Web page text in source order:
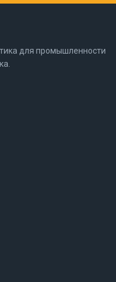
для промышленности